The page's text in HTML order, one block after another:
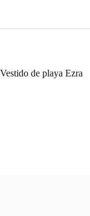
Vestido de playa Ezra